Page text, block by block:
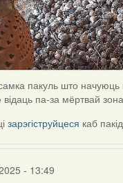
пакуль што начуюць
відаць па-за мёртвай
зарэгіструйцеся каб
- 13:49